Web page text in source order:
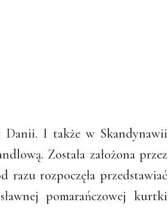
Danii. I także w Skandynawii
Została założona przez
rozpoczęła przedstawiać
pomarańczowej kurtki